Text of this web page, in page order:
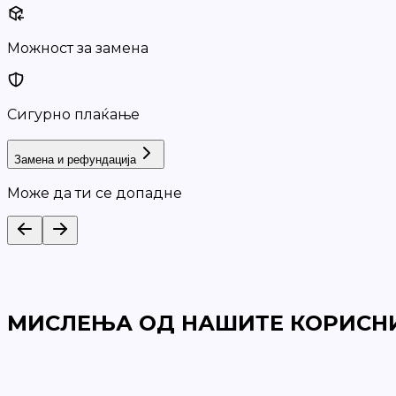
Можност за замена
Сигурно плаќање
Замена и рефундација
Може да ти се допадне
МИСЛЕЊА ОД НАШИТЕ